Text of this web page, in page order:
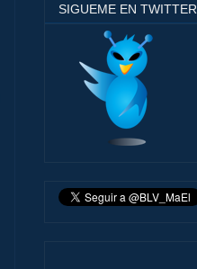
SIGUEME EN TWITTER